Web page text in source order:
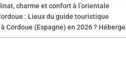
charme et confort à l’orientale
: Lieux du guide touristique
Cordoue (Espagne) en 2026 ?